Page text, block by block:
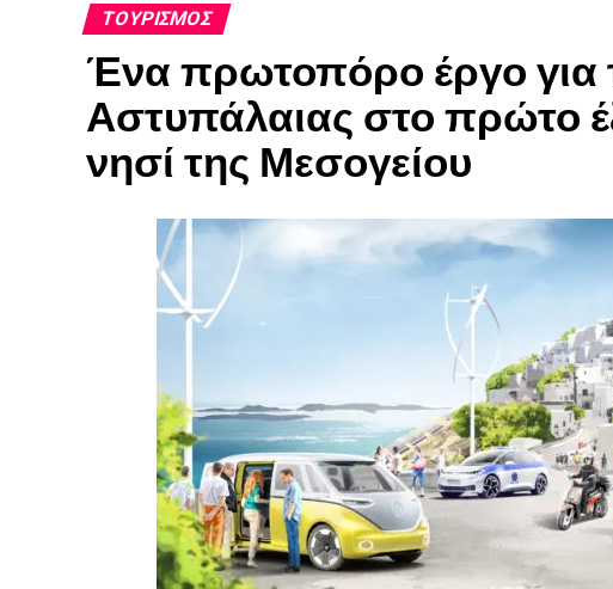
ΤΟΥΡΙΣΜΌΣ
Ένα πρωτοπόρο έργο για
Αστυπάλαιας στο πρώτο
νησί της Μεσογείου